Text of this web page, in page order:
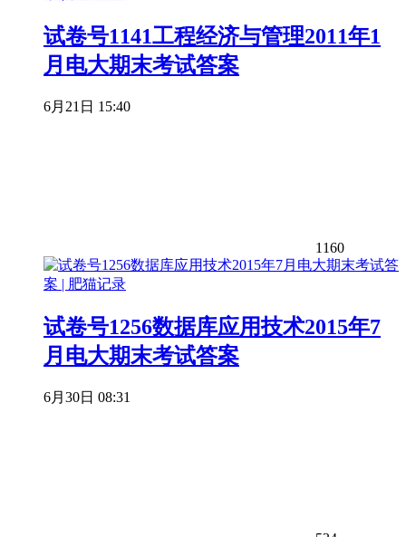
试卷号1141工程经济与管理2011年1
月电大期末考试答案
6月21日 15:40
1160
试卷号1256数据库应用技术2015年7
月电大期末考试答案
6月30日 08:31